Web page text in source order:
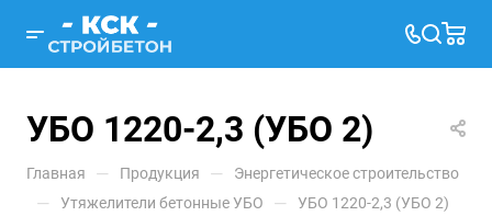
УБО 1220-2,3 (УБО 2)
Главная — Продукция — Энергетическое строительство
— Утяжелители бетонные УБО — УБО 1220-2,3 (УБО 2)